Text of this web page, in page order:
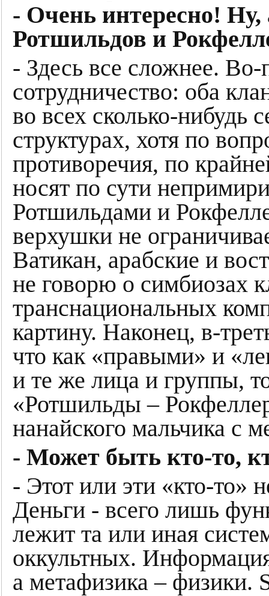
- Очень интересно!
Ротшильдов и
- Здесь все сложнее.
сотрудничество: оба
во всех сколько-нибудь
структурах, хотя по
противоречия, по
носят по сути
Ротшильдами и
верхушки не
Ватикан, арабские и
не говорю о симбиозах
транснациональных
картину. Наконец, в-
что как «правыми» и
и те же лица и группы,
«Ротшильды –
нанайского мальчика с
- Может быть кто-то,
- Этот или эти «кто-то»
Деньги - всего лишь
лежит та или иная
оккультных.
а метафизика – физики.